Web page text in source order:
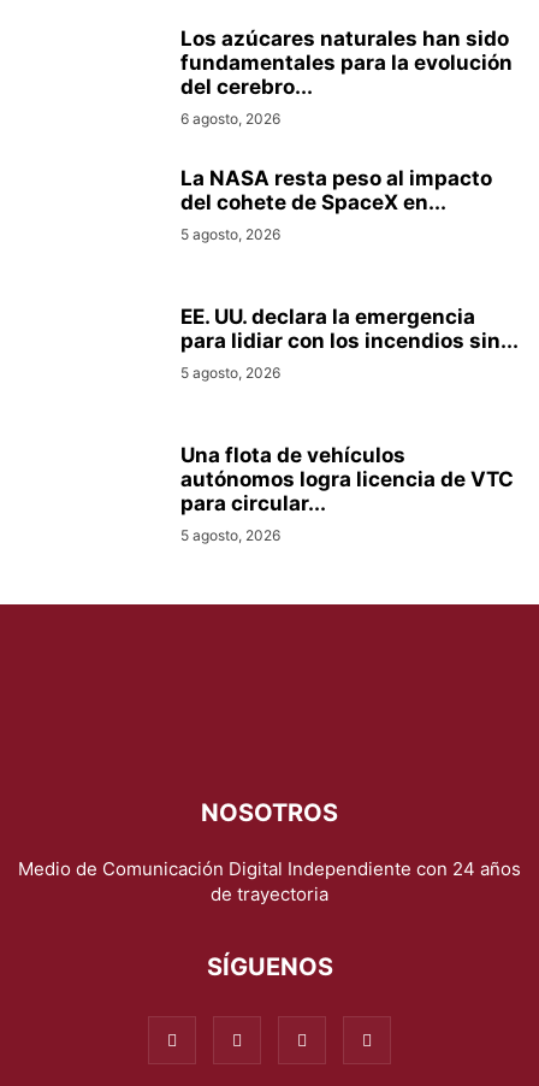
Los azúcares naturales han sido
fundamentales para la evolución
del cerebro...
6 agosto, 2026
La NASA resta peso al impacto
del cohete de SpaceX en...
5 agosto, 2026
EE. UU. declara la emergencia
para lidiar con los incendios sin...
5 agosto, 2026
Una flota de vehículos
autónomos logra licencia de VTC
para circular...
5 agosto, 2026
NOSOTROS
Medio de Comunicación Digital Independiente con 24 años
de trayectoria
SÍGUENOS